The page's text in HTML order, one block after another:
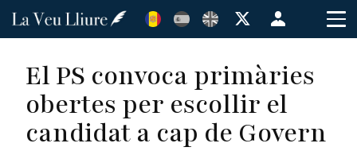
Vés
Menú
de
cuenta
de
usuario
El PS convoca primàries
obertes per escollir el
candidat a cap de Govern